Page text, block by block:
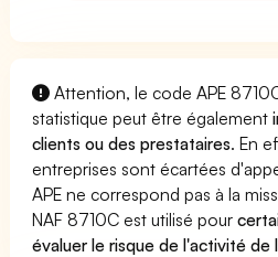
Attention, le code APE
statistique peut être également
clients ou des prestataires. En
entreprises sont écartées
APE ne correspond pas à la
NAF 8710C est utilisé pour
évaluer le risque de l'activité de